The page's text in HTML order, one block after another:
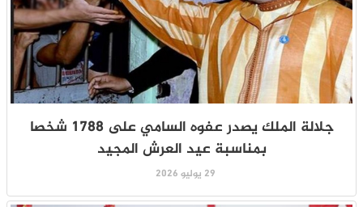
جلالة الملك يصدر عفوه السامي على 1788 شخصا
بمناسبة عيد العرش المجيد
29 يوليو 2026